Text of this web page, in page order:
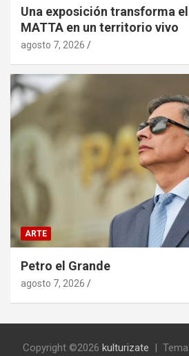
Una exposición transforma
MATTA en un territorio vivo
agosto 7, 2026
ARTE
Petro el Grande
agosto 7, 2026
Copyright ©2026 kulturizate